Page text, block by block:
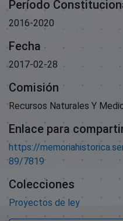
Período
2016-2020
Fecha
2017-02-28
Comisión
Recursos Naturales Y
Enlace para
https://
89/7819
Colecciones
Proyectos de ley